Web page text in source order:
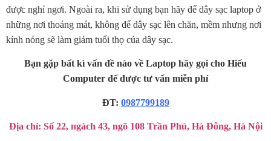
được nghỉ ngơi. Ngoài ra, khi sử dụng bạn hãy để dây sạc laptop ở
những nơi thoáng mát, không để dây sạc lên chăn, mềm nhưng nơi
kính nóng sẽ làm giảm tuổi thọ của dây sạc.
Bạn gặp bất kì vấn đề nào về Laptop hãy gọi cho Hiếu
Computer để được tư vấn miễn phí
ĐT: 0987799189
Địa chỉ: Số 22, ngách 43, ngõ 108 Trần Phú, Hà Đông, Hà Nội